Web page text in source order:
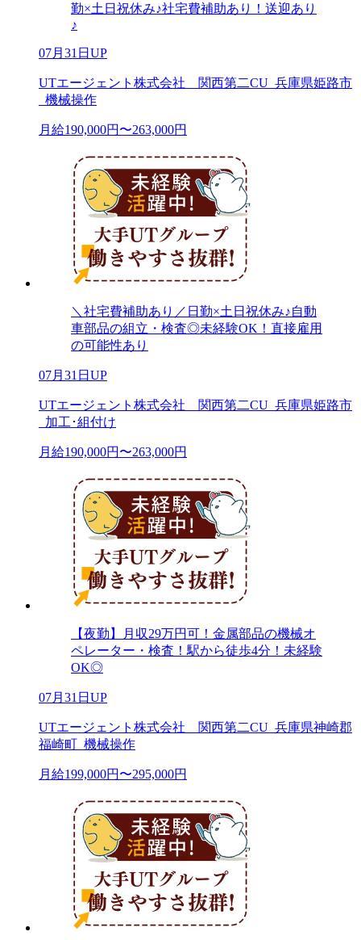
勤×土日祝休み♪社宅費補助あり！送迎あり
♪
07月31日UP
UTエージェント株式会社 関西第二CU_兵庫県姫路市
_機械操作
月給190,000円〜263,000円
＼社宅費補助あり／日勤×土日祝休み♪自動
車部品の組立・検査◎未経験OK！直接雇用
の可能性あり
07月31日UP
UTエージェント株式会社 関西第二CU_兵庫県姫路市
_加工･組付け
月給190,000円〜263,000円
【夜勤】月収29万円可！金属部品の機械オ
ペレーター・検査！駅から徒歩4分！未経験
OK◎
07月31日UP
UTエージェント株式会社 関西第二CU_兵庫県神崎郡
福崎町_機械操作
月給199,000円〜295,000円